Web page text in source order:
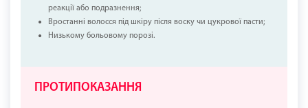
реакції або подразнення;
Вростанні волосся під шкіру після воску чи цукрової пасти;
Низькому больовому порозі.
ПРОТИПОКАЗАННЯ